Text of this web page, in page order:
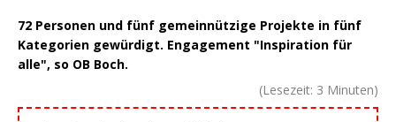
72 Personen und fünf gemeinnützige Projekte in fünf
Kategorien gewürdigt. Engagement "Inspiration für
alle", so OB Boch.
(Lesezeit: 3 Minuten)